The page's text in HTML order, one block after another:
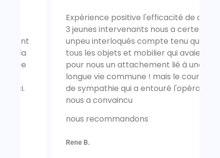
Expérience positive l'efficacité de ces
3 jeunes intervenants nous a certes
unpeu interloqués compte tenu que
tous les objets et mobilier qui avaient
pour nous un attachement lié à une
longue vie commune ! mais le courant
de sympathie qui a entouré l'opération
nous a convaincu
nous recommandons